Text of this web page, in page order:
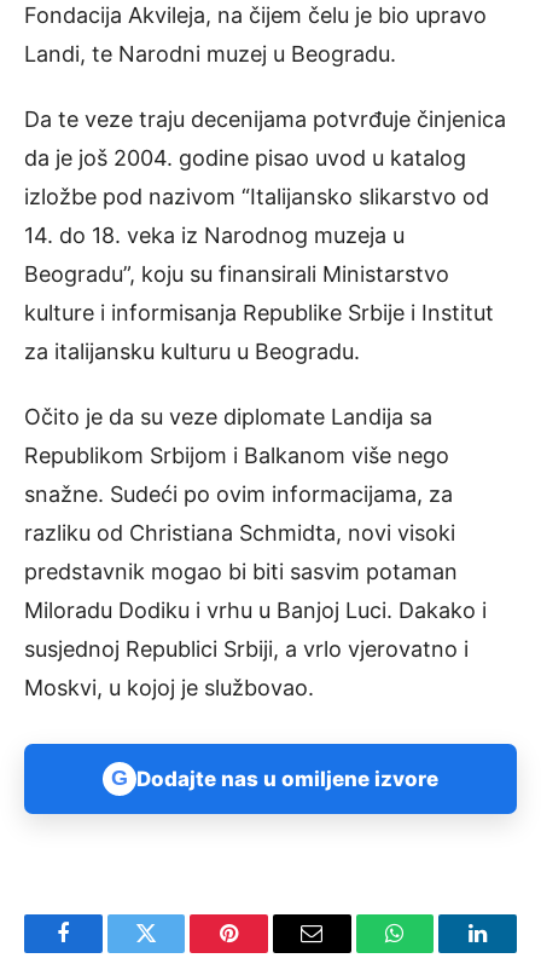
Fondacija Akvileja, na čijem čelu je bio upravo
Landi, te Narodni muzej u Beogradu.
Da te veze traju decenijama potvrđuje činjenica
da je još 2004. godine pisao uvod u katalog
izložbe pod nazivom “Italijansko slikarstvo od
14. do 18. veka iz Narodnog muzeja u
Beogradu”, koju su finansirali Ministarstvo
kulture i informisanja Republike Srbije i Institut
za italijansku kulturu u Beogradu.
Očito je da su veze diplomate Landija sa
Republikom Srbijom i Balkanom više nego
snažne. Sudeći po ovim informacijama, za
razliku od Christiana Schmidta, novi visoki
predstavnik mogao bi biti sasvim potaman
Miloradu Dodiku i vrhu u Banjoj Luci. Dakako i
susjednoj Republici Srbiji, a vrlo vjerovatno i
Moskvi, u kojoj je službovao.
G Dodajte nas u omiljene izvore
FacebookTwitter Pinterest Email WhatsApp